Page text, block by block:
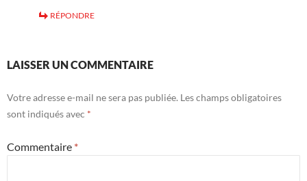
RÉPONDRE
LAISSER UN COMMENTAIRE
Votre adresse e-mail ne sera pas publiée. Les champs obligatoires
sont indiqués avec *
Commentaire *